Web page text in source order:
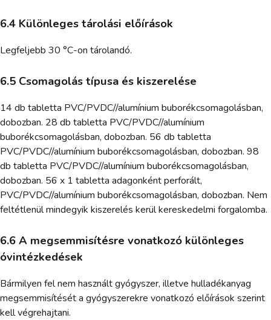
6.4 Különleges tárolási előírások
Legfeljebb 30 °C-on tárolandó.
6.5 Csomagolás típusa és kiszerelése
14 db tabletta PVC/PVDC//alumínium buborékcsomagolásban,
dobozban. 28 db tabletta PVC/PVDC//alumínium
buborékcsomagolásban, dobozban. 56 db tabletta
PVC/PVDC//alumínium buborékcsomagolásban, dobozban. 98
db tabletta PVC/PVDC//alumínium buborékcsomagolásban,
dobozban. 56 x 1 tabletta adagonként perforált,
PVC/PVDC//alumínium buborékcsomagolásban, dobozban. Nem
feltétlenül mindegyik kiszerelés kerül kereskedelmi forgalomba.
6.6 A megsemmisítésre vonatkozó különleges
óvintézkedések
Bármilyen fel nem használt gyógyszer, illetve hulladékanyag
megsemmisítését a gyógyszerekre vonatkozó előírások szerint
kell végrehajtani.